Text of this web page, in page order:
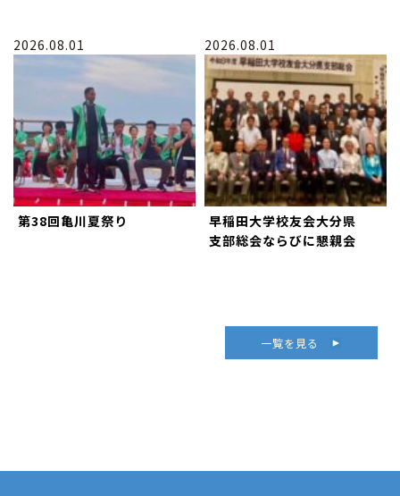
2026.08.01
第38回亀川夏祭り
2026.08.01
早稲田大学校友会大分県
支部総会ならびに懇親会
一覧を見る